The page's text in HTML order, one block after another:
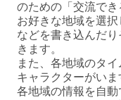
のための「交流でき
お好きな地域を選
などを書き込んだ
きます。
また、各地域のタ
キャラクターがいま
各地域の情報を自